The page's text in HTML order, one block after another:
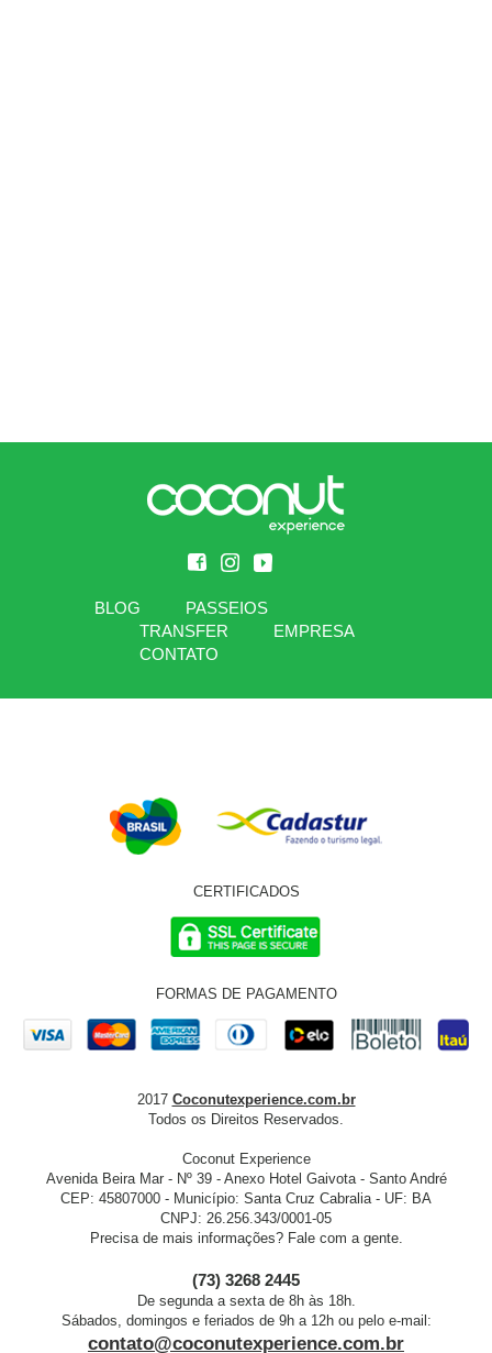
BLOG
PASSEIOS
TRANSFER
EMPRESA
CONTATO
CERTIFICADOS
FORMAS DE PAGAMENTO
2017 Coconutexperience.com.br
Todos os Direitos Reservados.
Coconut Experience
Avenida Beira Mar - Nº 39 - Anexo Hotel Gaivota - Santo André
CEP: 45807000 - Município: Santa Cruz Cabralia - UF: BA
CNPJ: 26.256.343/0001-05
Precisa de mais informações? Fale com a gente.
(73) 3268 2445
De segunda a sexta de 8h às 18h.
Sábados, domingos e feriados de 9h a 12h ou pelo e-mail:
contato@coconutexperience.com.br